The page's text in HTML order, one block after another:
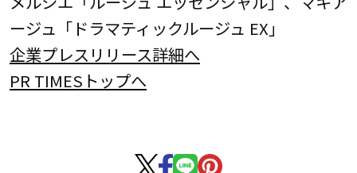
ージュ「ドラマティックルージュ EX」
企業プレスリリース詳細へ
PR TIMESトップへ